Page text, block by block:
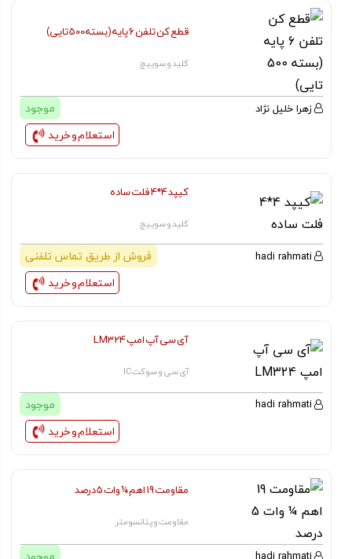
قطع کن تلفن 6 پایه (بسته 500 تایی)
کلید و سوییچ
زهرا خلیل نژاد موجود
استعلام و خرید
کیپد 4*4 فلت ساده
کلید و سوییچ
hadi rahmati فروش از طریق تماس تلفنی
استعلام و خرید
آی سی آپ امپ LM324
آی سی و سوکت IC
hadi rahmati موجود
استعلام و خرید
مقاومت 19 اهم ¼ وات 5 درصد
مقاومت و پتانسومتر